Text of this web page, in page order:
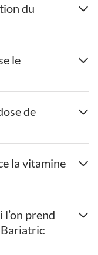
du
le
de
la vitamine
prend